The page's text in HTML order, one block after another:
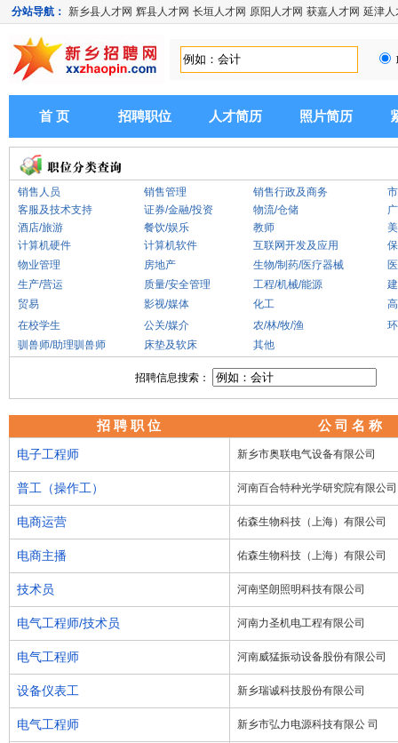
分站导航： 新乡县人才网 辉县人才网 长垣人才网 原阳人才网 获嘉人才网 延津人
首 页 招聘职位 人才简历 照片简历
销售人员 销售管理 销售行政及商务
客服及技术支持
证券/金融/投资 物流/仓储
酒店/旅游
餐饮/娱乐 教师
计算机硬件
计算机软件 互联网开发及应用
物业管理
房地产 生物/制药/医疗器械
生产/营运
质量/安全管理 工程/机械/能源
贸易
影视/媒体 化工
在校学生
公关/媒介 农/林/牧/渔
驯兽师/助理驯兽师
床垫及软床 其他
招聘信息搜索：
招 聘 职 位
公 司 名 称
电子工程师
新乡市奥联电气设备有限公司
普工（操作工） 河南百合特种光学研究院有限公司
电商运营 佑森生物科技（上海）有限公司
电商主播 佑森生物科技（上海）有限公司
技术员 河南坚朗照明科技有限公司
电气工程师/技术员 河南力圣机电工程有限公司
电气工程师 河南威猛振动设备股份有限公司
设备仪表工 新乡瑞诚科技股份有限公司
电气工程师 新乡市弘力电源科技有限公 司